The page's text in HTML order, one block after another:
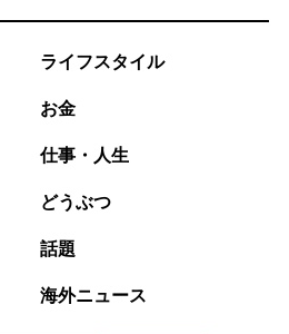
ライフスタイル
お金
仕事・人生
どうぶつ
話題
海外ニュース